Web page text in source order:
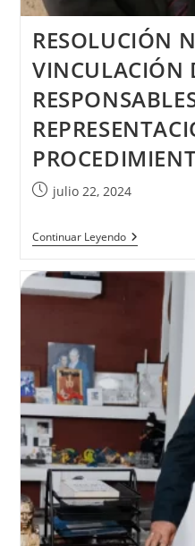
RESOLUCIÓN
VINCULACIÓN
julio 22, 2024
Continuar Leyendo